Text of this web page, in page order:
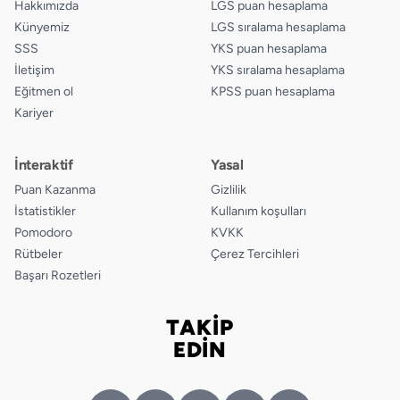
Hakkımızda
Künyemiz
SSS
İletişim
Eğitmen ol
Kariyer
LGS puan hesaplama
LGS sıralama hesaplama
YKS puan hesaplama
YKS sıralama hesaplama
KPSS puan hesaplama
İnteraktif
Puan Kazanma
İstatistikler
Pomodoro
Rütbeler
Başarı Rozetleri
Yasal
Gizlilik
Kullanım koşulları
KVKK
Çerez Tercihleri
TAKİP
EDİN